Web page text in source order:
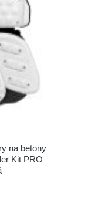
na betony
Kit PRO